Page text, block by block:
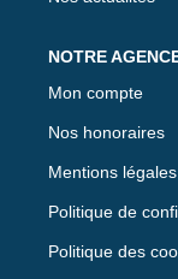
Mon compte
Nos honoraires
Mentions légales
Politique de
Politique des